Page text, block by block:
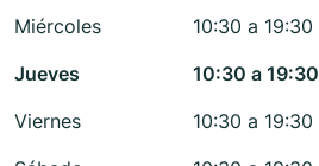
Miércoles
10:30 a 19:30
Jueves
10:30 a 19:30
Viernes
10:30 a 19:30